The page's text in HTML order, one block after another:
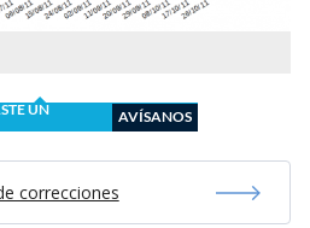
UN
AVÍSANOS
correcciones